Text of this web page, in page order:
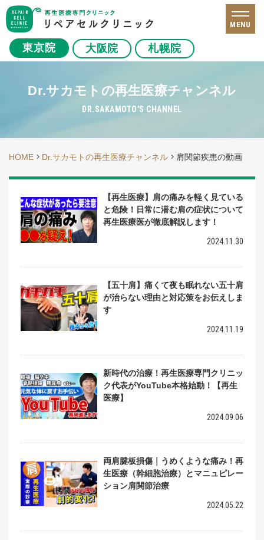
東京院 大阪院 札幌院
MENU
Dr.サカモトの再生医療チャンネル
DR.SAKAMOTO'S CHANNEL
HOME Dr.サカモトの再生医療チャンネル 肩関節疾患の動画
【再生医療】肩の痛みを軽く見ている
と危険！日常に潜む肩の症状について
再生医療医が徹底解説します！
2024.11.30
【五十肩】痛くて夜も眠れない五十肩
が治らない理由と対応策をお伝えしま
す
2024.11.19
新時代の治療！再生医療専門クリニッ
ク代表がYouTube本格始動！【再生
医療】
2024.09.06
両肩腱板損傷｜うめくような痛み！再
生医療（幹細胞治療）とマニュピレー
ション肩関節治療
2024.05.22